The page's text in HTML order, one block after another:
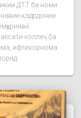
ДТТ ба номи
қадрдонии
коллеҷ ба
ифтихорнома